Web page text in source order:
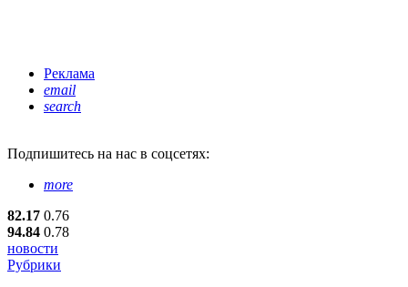
Реклама
email
search
Подпишитесь на нас в соцсетях:
more
82.17 0.76
94.84 0.78
новости
Рубрики